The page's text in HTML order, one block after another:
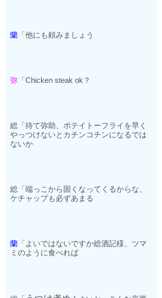
蘭 「他にも頼みましょう
弥 「Chicken steak ok ？
総「待て弥助、ポテイトーフライを早く
やっつけないとカチンコチンになるでは
ないか
総「端っこから固くなってくるからな、
ケチャップも必ずあまる
蘭 「よいではないですか総酒記様、ツマ
ミのように食べれば